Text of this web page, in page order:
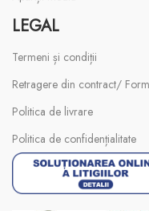
LEGAL
Termeni și condiții
Retragere din contract/
Politica de livrare
Politica de confidențialitate